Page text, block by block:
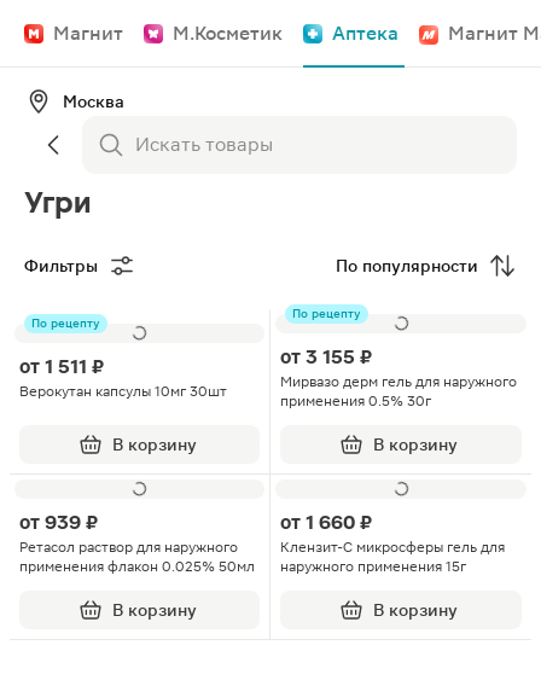
Магнит М.Косметик Аптека Магнит
Москва
Угри
Фильтры По популярности
По рецепту
от 1 511 ₽
Верокутан капсулы 10мг 30шт
В корзину
По рецепту
от 3 155 ₽
Мирвазо дерм гель для наружного
применения 0.5% 30г
В корзину
от 939 ₽
Ретасол раствор для наружного
применения флакон 0.025% 50мл
В корзину
от 1 660 ₽
Клензит-С микросферы гель для
наружного применения 15г
В корзину